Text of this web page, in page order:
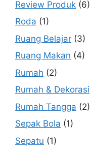
Review Produk (6)
Roda (1)
Ruang Belajar (3)
Ruang Makan (4)
Rumah (2)
Rumah & Dekorasi
Rumah Tangga (2)
Sepak Bola (1)
Sepatu (1)